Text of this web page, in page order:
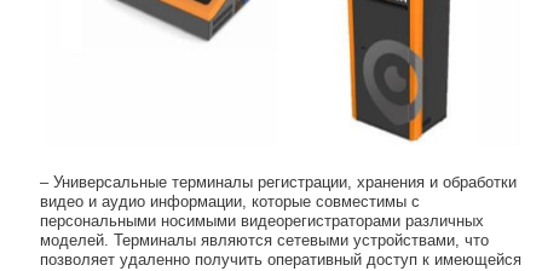
– Универсальные терминалы регистрации, хранения и обработки
видео и аудио информации, которые совместимы с
персональными носимыми видеорегистраторами различных
моделей. Терминалы являются сетевыми устройствами, что
позволяет удаленно получить оперативный доступ к имеющейся